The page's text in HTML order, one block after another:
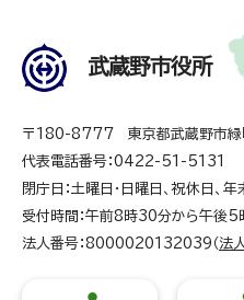
武蔵野市役所
〒180-8777 東京都武蔵野市
代表電話番号：0422-51-5131
閉庁日：土曜日・日曜日、祝休日、
受付時間：午前8時30分から午後5
法人番号：8000020132039（ 法